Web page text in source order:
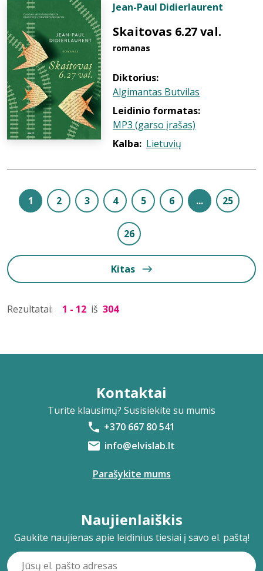
Jean-Paul Didierlaurent
Skaitovas 6.27 val.
romanas
Diktorius:
Algimantas Butvilas
Leidinio formatas:
MP3 (garso įrašas)
Kalba: Lietuvių
1 2 3 4 5 6 ... 25
26
Kitas
Rezultatai: 1 - 12 iš 304
Kontaktai
Turite klausimų? Susisiekite su mumis
+370 667 80 541
info@elvislab.lt
Parašykite mums
Naujienlaiškis
Gaukite naujienas apie leidinius tiesiai į savo el. paštą!